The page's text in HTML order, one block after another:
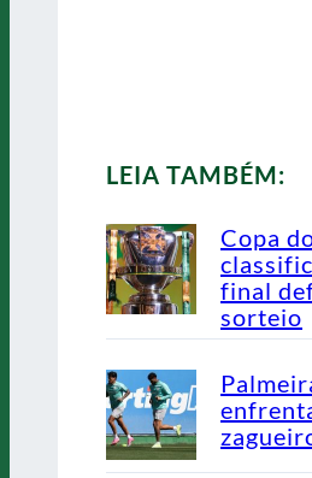
LEIA TAMBÉM:
Copa
final
sorteio